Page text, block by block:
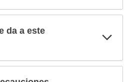
da a este